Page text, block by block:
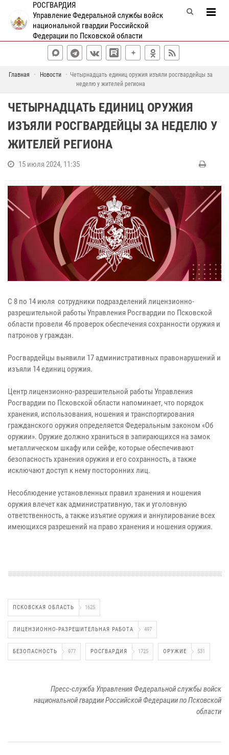
РОСГВАРДИЯ
Управление Федеральной службы войск
национальной гвардии Российской
Федерации по Псковской области
Главная Новости
Четырнадцать единиц оружия изъяли росгвардейцы за
неделю у жителей региона
ЧЕТЫРНАДЦАТЬ ЕДИНИЦ ОРУЖИЯ
ИЗЪЯЛИ РОСГВАРДЕЙЦЫ ЗА НЕДЕЛЮ У
ЖИТЕЛЕЙ РЕГИОНА
15 июля 2024, 11:35
С 8 по 14 июля сотрудники подразделений лицензионно-
разрешительной работы Управления Росгвардии по Псковской
области провели 46 проверок обеспечения сохранности оружия и
патронов у граждан.
Росгвардейцы выявили 17 административных правонарушений и
изъяли 14 единиц оружия.
Центр лицензионно-разрешительной работы Управления
Росгвардии по Псковской области напоминает, что порядок
хранения, использования, ношения и транспортирования
гражданского оружия определяется Федеральным законом «Об
оружии». Оружие должно храниться в запирающихся на замок
металлическом шкафу или сейфе, которые обеспечивают
безопасность хранения оружия и его сохранность, а также
исключают доступ к нему посторонних лиц.
Несоблюдение установленных правил хранения и ношения
оружия влечет как административную, так и уголовную
ответственность, а также изъятие оружия и аннулирование всех
имеющихся разрешений на право хранения и ношения оружия.
ПСКОВСКАЯ ОБЛАСТЬ 1625
ЛИЦЕНЗИОННО-РАЗРЕШИТЕЛЬНАЯ РАБОТА 497
БЕЗОПАСНОСТЬ 977 РОСГВАРДИЯ 1725 ОРУЖИЕ 531
Пресс-служба Управления Федеральной службы войск
национальной гвардии Российской Федерации по Псковской
области